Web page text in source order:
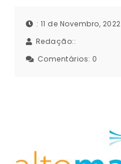
: 11 de Novembro, 2022
Redação::
Comentários: 0